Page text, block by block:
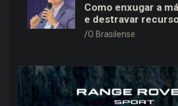
Como enxugar a
e destravar
saúde e educação
O Brasilense